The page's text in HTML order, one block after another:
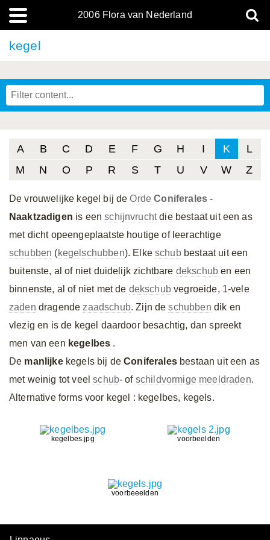
2006 Flora van Nederland
kegel
A B C D E F G H I K
L
M
N O P R S T U V W Z
De vrouwelijke kegel bij deOrdeConiferales -
Naaktzadigen is eenschijnvruchtdie bestaat uit een as
met dicht opeengeplaatste houtige of leerachtige
schubben (kegelschubben). Elke schubbestaat uit een
buitenste, al of niet duidelijk zichtbare dekschub en een
binnenste, al of niet met de dekschubvegroeide, 1-vele
zaden dragende zaadschub. Zijn deschubben dik en
vlezig en is de kegel daardoor besachtig, dan spreekt
men van een kegelbes .
De manlijkekegels bij deConiferalesbestaan uit een as
met weinig tot veelschub- of schildvormige meeldraden.
Alternative forms voor kegel : kegelbes, kegels.
kegelbes.jpg voorbeelden
voorbeeelden